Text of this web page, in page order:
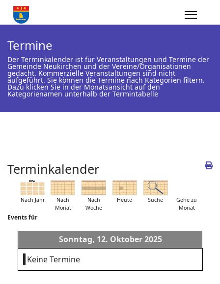
Termine
Der Terminkalender ist für Veranstaltungen und Termine der
Gemeinde Neukirchen und der Vereine/Organisationen
gedacht. Kommerzielle Veranstaltungen sind nicht
aufgeführt. Sie können die Termine nach Kategorien filtern.
Dazu klicken Sie in der Monatsansicht auf den
Kategorienamen unterhalb der Termintabelle
Terminkalender
Nach Jahr
Nach
Monat
Nach
Woche
Heute Suche
Gehe zu
Monat
Events für
Sonntag, 12. Oktober 2025
Keine Termine